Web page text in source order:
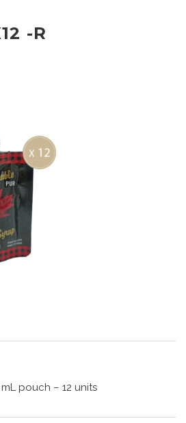
-R
pouch – 12 units